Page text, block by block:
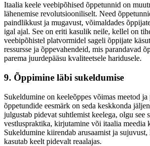
Itaalia keele veebipõhised õppetunnid on
lähenemise revolutsiooniliselt. Need
paindlikkust ja mugavust, võimaldades
igal ajal. See on eriti kasulik neile, kellel on
veebipõhistel platvormidel sageli õppijate
ressursse ja õppevahendeid, mis parandavad
parema juurdepääsu kvaliteetsele haridusele.
9. Õppimine läbi sukeldumise
Sukeldumine on keeleõppes võimas meetod
õppetundide eesmärk on seda keskkonda
julgustab pidevat suhtlemist keelega, olgu see
vestluspraktika, kirjutamine või itaalia meedia
Sukeldumine kiirendab arusaamist ja
kasutab keelt pidevalt reaalajas.